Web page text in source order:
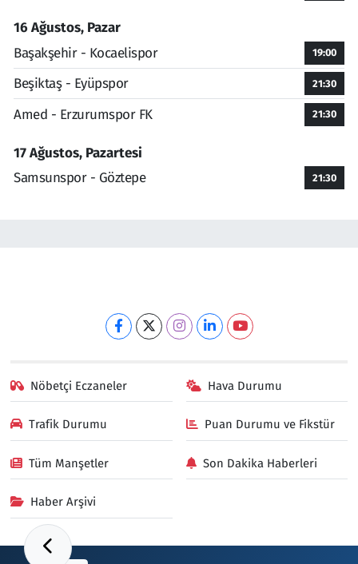
16 Ağustos, Pazar
Başakşehir - Kocaelispor
19:00
Beşiktaş - Eyüpspor 21:30
Amed - Erzurumspor FK 21:30
17 Ağustos, Pazartesi
Samsunspor - Göztepe
21:30
Nöbetçi Eczaneler Hava Durumu
Trafik Durumu Puan Durumu ve Fikstür
Tüm Manşetler Son Dakika Haberleri
Haber Arşivi